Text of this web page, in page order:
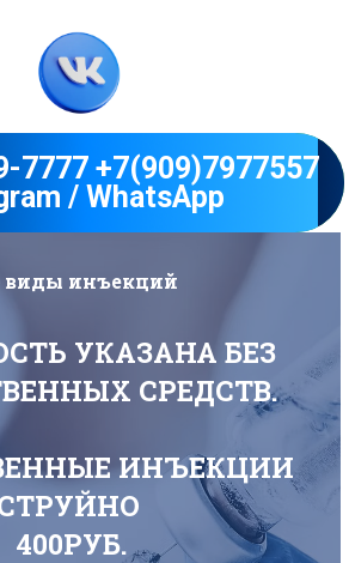
7777 +7(909)7977557
/ WhatsApp
виды инъекций
УКАЗАНА БЕЗ
СРЕДСТВ.
ИНЪЕКЦИИ
400РУБ.